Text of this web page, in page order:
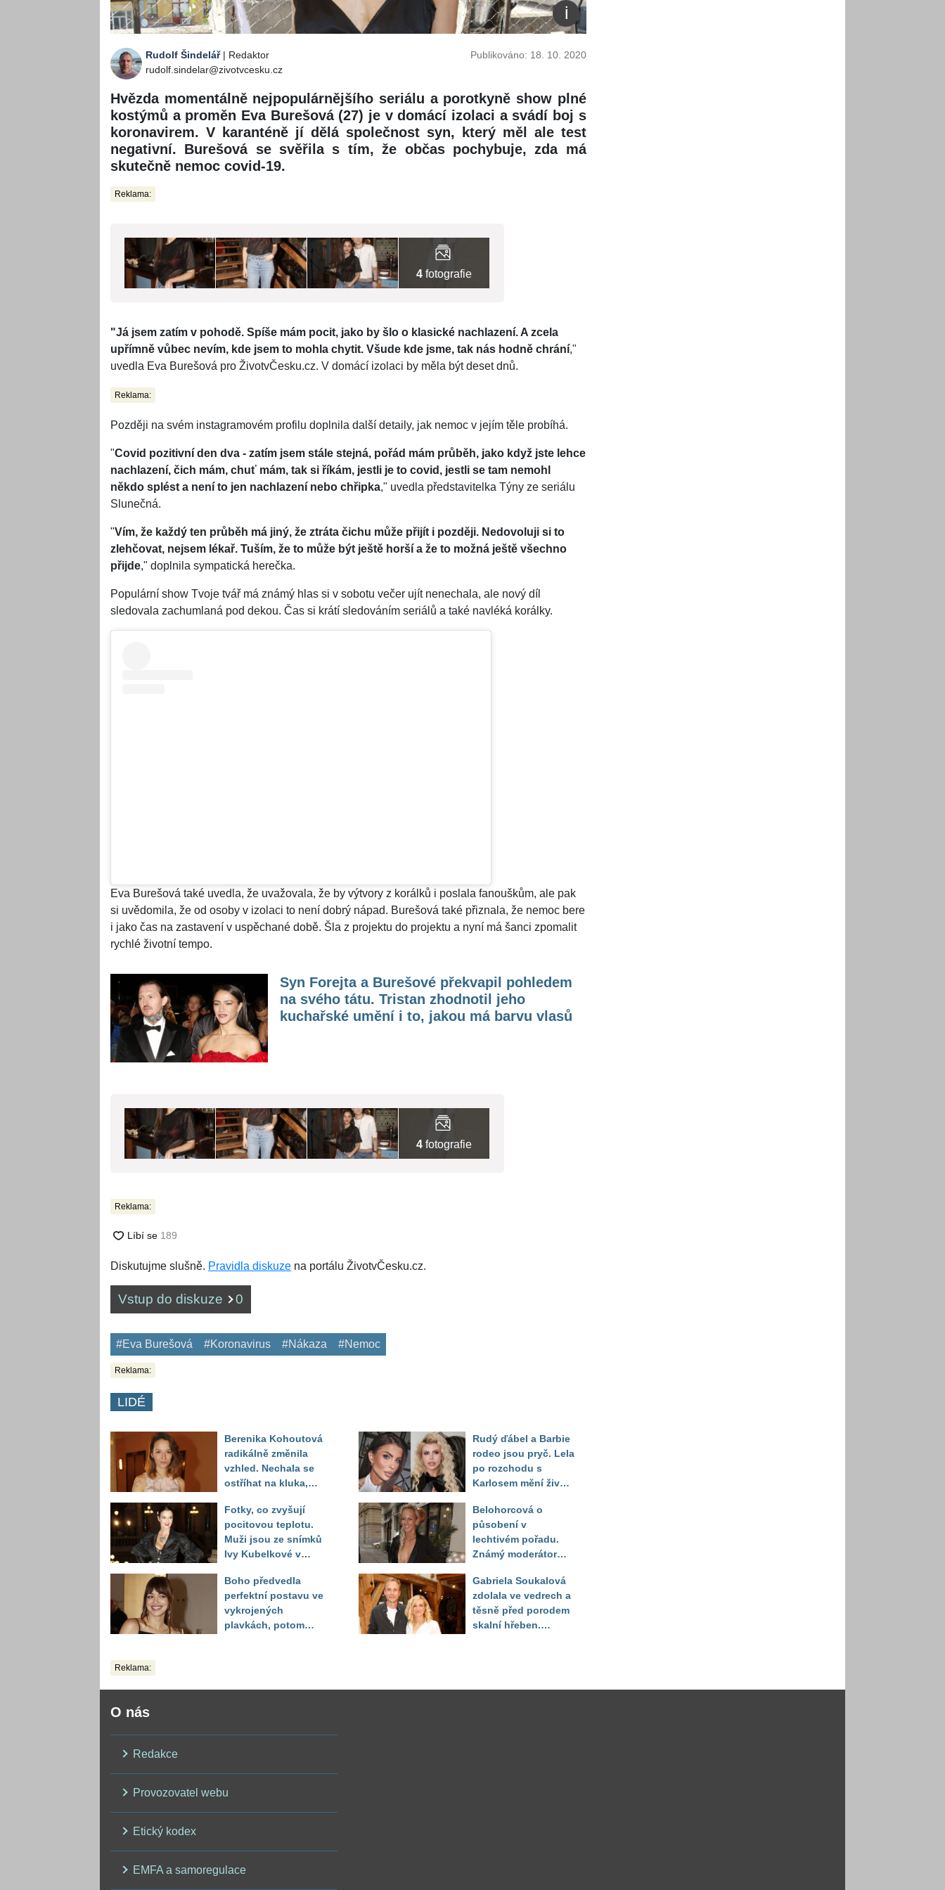
Rudolf Šindelář| Redaktor
rudolf.sindelar@zivotvcesku.cz
Publikováno: 18. 10. 2020
Hvězda momentálně nejpopulárnějšího seriálu a porotkyně show plné
kostýmů a proměn Eva Burešová (27) je v domácí izolaci a svádí boj s
koronavirem. V karanténě jí dělá společnost syn, který měl ale test
negativní. Burešová se svěřila s tím, že občas pochybuje, zda má
skutečně nemoc covid-19.
Reklama:
4 fotografie
"Já jsem zatím v pohodě. Spíše mám pocit, jako by šlo o klasické nachlazení. A zcela
upřímně vůbec nevím, kde jsem to mohla chytit. Všude kde jsme, tak nás hodně chrání,"
uvedla Eva Burešová pro ŽivotvČesku.cz. V domácí izolaci by měla být deset dnů.
Reklama:
Později na svém instagramovém profilu doplnila další detaily, jak nemoc v jejím těle probíhá.
"Covid pozitivní den dva - zatím jsem stále stejná, pořád mám průběh, jako když jste lehce
nachlazení, čich mám, chuť mám, tak si říkám, jestli je to covid, jestli se tam nemohl
někdo splést a není to jen nachlazení nebo chřipka," uvedla představitelka Týny ze seriálu
Slunečná.
"Vím, že každý ten průběh má jiný, že ztráta čichu může přijít i později. Nedovoluji si to
zlehčovat, nejsem lékař. Tuším, že to může být ještě horší a že to možná ještě všechno
přijde," doplnila sympatická herečka.
Populární show Tvoje tvář má známý hlas si v sobotu večer ujít nenechala, ale nový díl
sledovala zachumlaná pod dekou. Čas si krátí sledováním seriálů a také navléká korálky.
Eva Burešová také uvedla, že uvažovala, že by výtvory z korálků i poslala fanouškům, ale pak
si uvědomila, že od osoby v izolaci to není dobrý nápad. Burešová také přiznala, že nemoc bere
i jako čas na zastavení v uspěchané době. Šla z projektu do projektu a nyní má šanci zpomalit
rychlé životní tempo.
Syn Forejta a Burešové překvapil pohledem
na svého tátu. Tristan zhodnotil jeho
kuchařské umění i to, jakou má barvu vlasů
4 fotografie
Reklama:
Diskutujme slušně. Pravidla diskuze na portálu ŽivotvČesku.cz.
Vstup do diskuze 0
#Eva Burešová #Koronavirus #Nákaza #Nemoc
Reklama:
LIDÉ
Berenika Kohoutová
radikálně změnila
vzhled. Nechala se
ostříhat na kluka,
překvapily
Fotky, co zvyšují
pocitovou teplotu.
Muži jsou ze snímků
Ivy Kubelkové v
Boho předvedla
perfektní postavu ve
vykrojených
plavkách, potom
Rudý ďábel a Barbie
rodeo jsou pryč. Lela
po rozchodu s
Karlosem mění život i
Sandeva
Belohorcová o
působení v
lechtivém pořadu.
Známý moderátor
sledoval pod dekou
Gabriela Soukalová
zdolala ve vedrech a
těsně před porodem
skalní hřeben.
Reklama:
O nás
Redakce
Provozovatel webu
Etický kodex
EMFA a samoregulace